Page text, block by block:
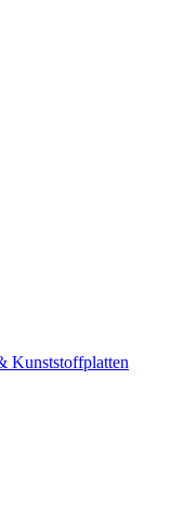
Kunststoffplatten